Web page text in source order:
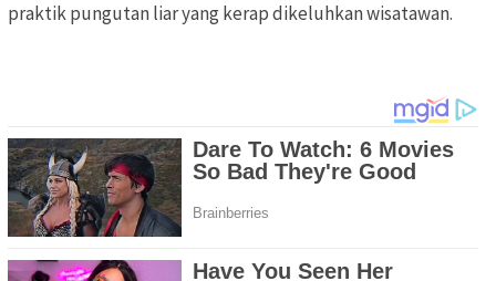
praktik pungutan liar yang kerap dikeluhkan wisatawan.